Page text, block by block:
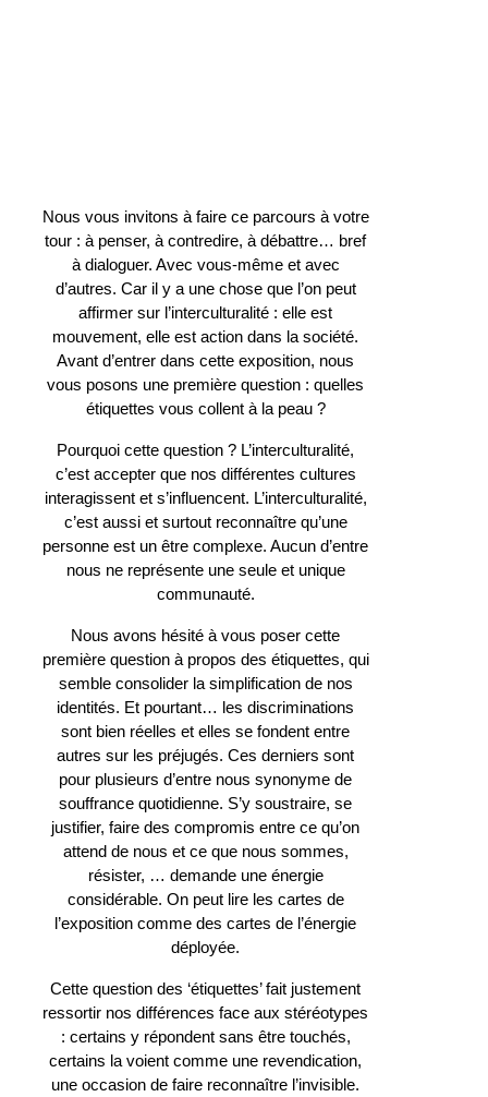
Nous vous invitons à faire ce parcours à votre
tour : à penser, à contredire, à débattre… bref
à dialoguer. Avec vous-même et avec
d’autres. Car il y a une chose que l’on peut
affirmer sur l’interculturalité : elle est
mouvement, elle est action dans la société.
Avant d’entrer dans cette exposition, nous
vous posons une première question : quelles
étiquettes vous collent à la peau ?
Pourquoi cette question ? L’interculturalité,
c’est accepter que nos différentes cultures
interagissent et s’influencent. L’interculturalité,
c’est aussi et surtout reconnaître qu’une
personne est un être complexe. Aucun d’entre
nous ne représente une seule et unique
communauté.
Nous avons hésité à vous poser cette
première question à propos des étiquettes, qui
semble consolider la simplification de nos
identités. Et pourtant… les discriminations
sont bien réelles et elles se fondent entre
autres sur les préjugés. Ces derniers sont
pour plusieurs d’entre nous synonyme de
souffrance quotidienne. S’y soustraire, se
justifier, faire des compromis entre ce qu’on
attend de nous et ce que nous sommes,
résister, … demande une énergie
considérable. On peut lire les cartes de
l’exposition comme des cartes de l’énergie
déployée.
Cette question des ‘étiquettes’ fait justement
ressortir nos différences face aux stéréotypes
: certains y répondent sans être touchés,
certains la voient comme une revendication,
une occasion de faire reconnaître l’invisible.